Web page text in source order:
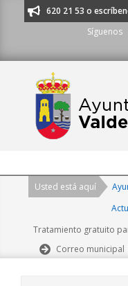
al 91 620 21 53 o
Síguenos
Navigation
Usted está aquí
Tratamiento gratuito
Correo municipal